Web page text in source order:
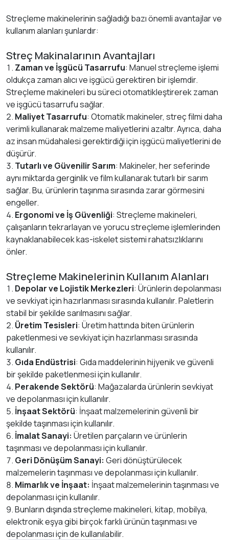
Streçleme makinelerinin sağladığı bazı önemli avantajlar ve
kullanım alanları şunlardır:
Streç Makinalarının Avantajları
Zaman ve İşgücü Tasarrufu: Manuel streçleme işlemi
oldukça zaman alıcı ve işgücü gerektiren bir işlemdir.
Streçleme makineleri bu süreci otomatikleştirerek zaman
ve işgücü tasarrufu sağlar.
Maliyet Tasarrufu: Otomatik makineler, streç filmi daha
verimli kullanarak malzeme maliyetlerini azaltır. Ayrıca, daha
az insan müdahalesi gerektirdiği için işgücü maliyetlerini de
düşürür.
Tutarlı ve Güvenilir Sarım: Makineler, her seferinde
aynı miktarda gerginlik ve film kullanarak tutarlı bir sarım
sağlar. Bu, ürünlerin taşınma sırasında zarar görmesini
engeller.
Ergonomi ve İş Güvenliği: Streçleme makineleri,
çalışanların tekrarlayan ve yorucu streçleme işlemlerinden
kaynaklanabilecek kas-iskelet sistemi rahatsızlıklarını
önler.
Streçleme Makinelerinin Kullanım Alanları
Depolar ve Lojistik Merkezleri: Ürünlerin depolanması
ve sevkiyat için hazırlanması sırasında kullanılır. Paletlerin
stabil bir şekilde sarılmasını sağlar.
Üretim Tesisleri: Üretim hattında biten ürünlerin
paketlenmesi ve sevkiyat için hazırlanması sırasında
kullanılır.
Gıda Endüstrisi: Gıda maddelerinin hijyenik ve güvenli
bir şekilde paketlenmesi için kullanılır.
Perakende Sektörü: Mağazalarda ürünlerin sevkiyat
ve depolanması için kullanılır.
İnşaat Sektörü: İnşaat malzemelerinin güvenli bir
şekilde taşınması için kullanılır.
İmalat Sanayi: Üretilen parçaların ve ürünlerin
taşınması ve depolanması için kullanılır.
Geri Dönüşüm Sanayi: Geri dönüştürülecek
malzemelerin taşınması ve depolanması için kullanılır.
Mimarlık ve İnşaat: İnşaat malzemelerinin taşınması ve
depolanması için kullanılır.
Bunların dışında streçleme makineleri, kitap, mobilya,
elektronik eşya gibi birçok farklı ürünün taşınması ve
depolanması için de kullanılabilir.